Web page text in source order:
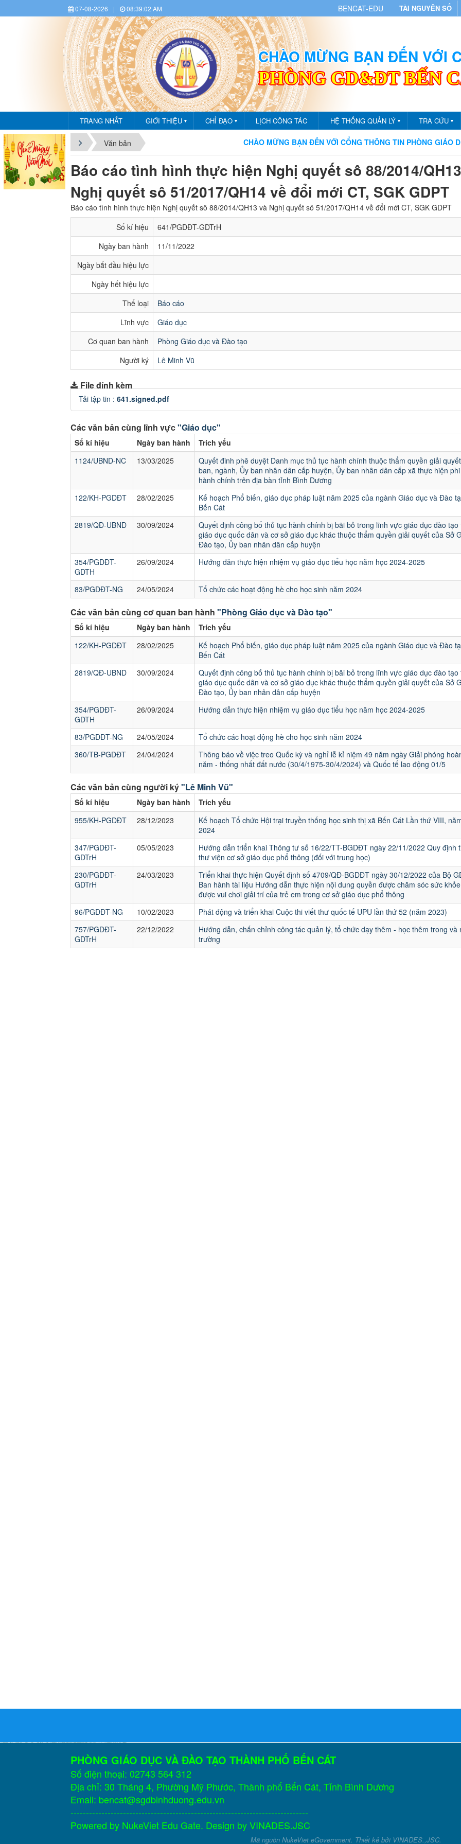
07-08-2026 | 08:39:02 AM BENCAT-EDU TÀI NGUYÊN SỐ
CHÀO MỪNG BẠN ĐẾN VỚI
PHÒNG GD&ĐT BẾN
TRANG NHẤT GIỚI THIỆU ▼ CHỈ ĐẠO ▼ LỊCH CÔNG TÁC HỆ THỐNG QUẢN LÝ ▼ TRA CỨU ▼
Văn bản CHÀO MỪNG BẠN ĐẾN VỚI CỔNG THÔNG TIN PHÒNG GIÁO DỤC VÀ
Báo cáo tình hình thực hiện Nghị quyết sô 88/2014/
Nghị quyết sô 51/2017/QH14 về đổi mới CT, SGK GDPT
Báo cáo tình hình thực hiện Nghị quyết sô 88/2014/QH13 và Nghị quyết sô 51/2017/QH14 về đổi mới CT, SGK GDPT
Số kí hiệu
641/PGDĐT-GDTrH
Ngày ban hành
11/11/2022
Ngày bắt đầu hiệu lực
Ngày hết hiệu lực
Thể loại
Báo cáo
Lĩnh vực
Giáo dục
Cơ quan ban hành
Phòng Giáo dục và Đào tạo
Người ký
Lê Minh Vũ
File đính kèm
Tải tập tin : 641.signed.pdf
Các văn bản cùng lĩnh vực"Giáo dục"
Số kí hiệu Ngày ban hành
Trích yếu
1124/UBND-NC
13/03/2025
Quyết đinh phê duyệt Danh mục thủ tục hành chính thuộc thẩm quyền giải
ban, ngành, Ủy ban nhân dân cấp huyện, Ủy ban nhân dân cấp xã thực hiện
hành chính trên địa bàn tỉnh Bình Dương
122/KH-PGDĐT
28/02/2025
Kế hoạch Phổ biến, giáo dục pháp luật năm 2025 của ngành Giáo dục và Đào
Bến Cát
2819/QĐ-UBND
30/09/2024
Quyết định công bố thủ tục hành chính bị bãi bỏ trong lĩnh vực giáo dục đào tạo
giáo dục quốc dân và cơ sở giáo dục khác thuộc thẩm quyền giải quyết của Sở
Đào tạo, Ủy ban nhân dân cấp huyện
354/PGDĐT-
GDTH
26/09/2024 Hướng dẫn thực hiện nhiệm vụ giáo dục tiểu học năm học 2024-2025
83/PGDĐT-NG 24/05/2024 Tổ chức các hoạt động hè cho học sinh năm 2024
Các văn bản cùng cơ quan ban hành "Phòng Giáo dục và Đào tạo"
Số kí hiệu Ngày ban hành
Trích yếu
122/KH-PGDĐT
28/02/2025
Kế hoạch Phổ biến, giáo dục pháp luật năm 2025 của ngành Giáo dục và Đào
Bến Cát
2819/QĐ-UBND
30/09/2024
Quyết định công bố thủ tục hành chính bị bãi bỏ trong lĩnh vực giáo dục đào tạo
giáo dục quốc dân và cơ sở giáo dục khác thuộc thẩm quyền giải quyết của Sở
Đào tạo, Ủy ban nhân dân cấp huyện
354/PGDĐT-
GDTH
26/09/2024 Hướng dẫn thực hiện nhiệm vụ giáo dục tiểu học năm học 2024-2025
83/PGDĐT-NG 24/05/2024
Tổ chức các hoạt động hè cho học sinh năm 2024
360/TB-PGDĐT
24/04/2024
Thông báo về việc treo Quốc kỳ và nghỉ lễ kỉ niệm 49 năm ngày Giải phóng
năm - thống nhất đất nước (30/4/1975-30/4/2024) và Quốc tế lao động 01/5
Các văn bản cùng người ký"Lê Minh Vũ"
Số kí hiệu Ngày ban hành
Trích yếu
955/KH-PGDĐT
28/12/2023
Kế hoạch Tổ chức Hội trại truyền thống học sinh thị xã Bến Cát Lần thứ VIII,
2024
347/PGDĐT-
GDTrH
05/05/2023
Hướng dẫn triển khai Thông tư số 16/22/TT-BGDĐT ngày 22/11/2022 Quy định
thư viện cơ sở giáo dục phổ thông (đối với trung học)
230/PGDĐT-
GDTrH
24/03/2023
Triển khai thực hiện Quyết định số 4709/QĐ-BGDĐT ngày 30/12/2022 của Bộ
Ban hành tài liệu Hướng dẫn thực hiện nội dung quyền được chăm sóc sức
được vui chơi giải trí của trẻ em trong cơ sở giáo dục phổ thông
96/PGDĐT-NG
10/02/2023
Phát động và triển khai Cuộc thi viết thư quốc tế UPU lần thứ 52 (năm 2023)
757/PGDĐT-
GDTrH
22/12/2022
Hướng dẫn, chấn chỉnh công tác quản lý, tổ chức dạy thêm - học thêm trong và
trường
PHÒNG GIÁO DỤC VÀ ĐÀO TẠO THÀNH PHỐ BẾN CÁT
Số điện thoại: 02743 564 312
Địa chỉ: 30 Tháng 4, Phường Mỹ Phước, Thành phố Bến Cát, Tỉnh Bình Dương
Email: bencat@sgdbinhduong.edu.vn
-----------------------------------------------------------------------------
Powered by NukeViet Edu Gate. Design byVINADES.JSC
Mã nguồn NukeViet eGovernment. Thiết kê bởi VINADES.,JSC.